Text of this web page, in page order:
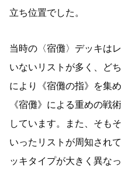
立ち位置でした。
当時の〈宿儺〉デッキは
いないリストが多く、ど
により《宿儺の指》を集
《宿儺》による重めの戦
しています。また、そも
いったリストが周知され
ッキタイプが大きく異な